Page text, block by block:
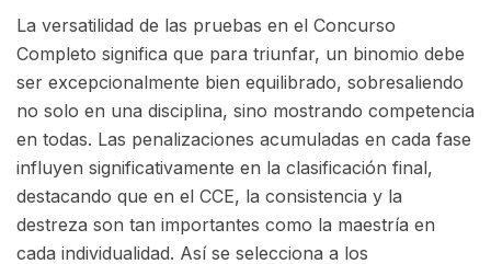
La versatilidad de las pruebas en el Concurso
Completo significa que para triunfar, un binomio debe
ser excepcionalmente bien equilibrado, sobresaliendo
no solo en una disciplina, sino mostrando competencia
en todas. Las penalizaciones acumuladas en cada fase
influyen significativamente en la clasificación final,
destacando que en el CCE, la consistencia y la
destreza son tan importantes como la maestría en
cada individualidad. Así se selecciona a los